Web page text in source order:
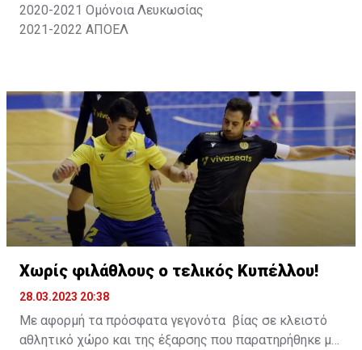
2020-2021 Ομόνοια Λευκωσίας
2021-2022 ΑΠΟΕΛ
Χωρίς φιλάθλους ο τελικός Κυπέλλου!
28.03.2023 20:38
Με αφορμή τα πρόσφατα γεγονότα βίας σε κλειστό
αθλητικό χώρο και της έξαρσης που παρατηρήθηκε με